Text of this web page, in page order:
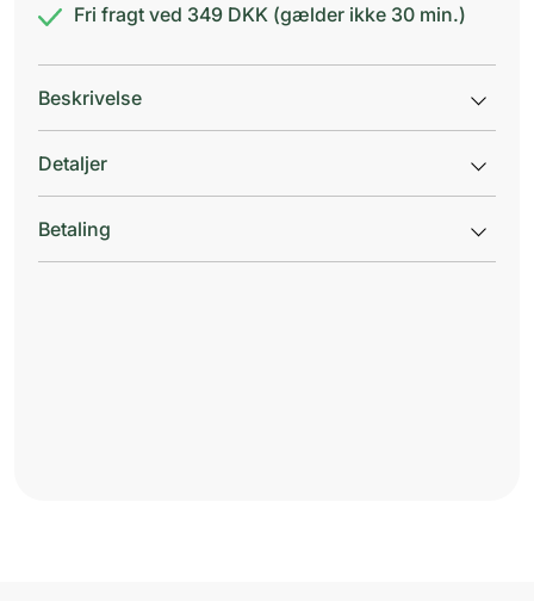
antal Fri fragt ved 349 DKK (gælder ikke 30 min.)
Beskrivelse
Detaljer
Betaling